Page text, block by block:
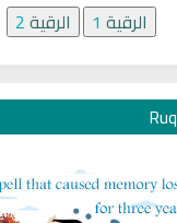
الرقية 1 الرقية2